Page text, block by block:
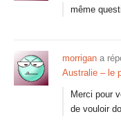
même
morrigan a
Australie – le
Merci pour
de vouloir